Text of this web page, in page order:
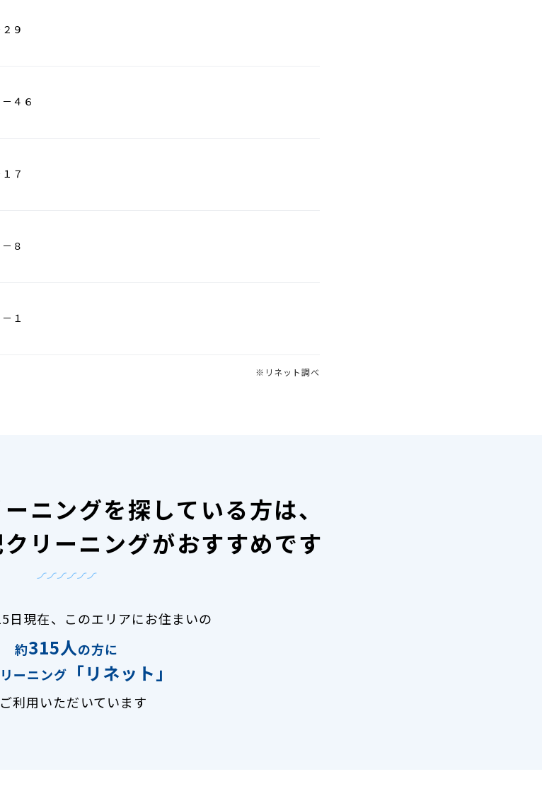
９
４６
７
８
１
※リネット調べ
ニングを探している方は、
リーニングがおすすめです
現在、
このエリアにお住まいの
約315人の方に
ーニング
「リネット」
利用いただいています